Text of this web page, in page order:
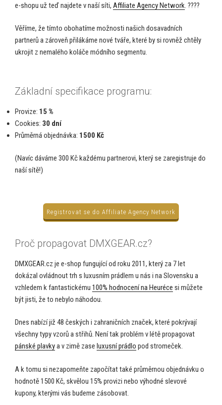
e-shopu už teď najdete v naší síti, Affiliate Agency Network. ????
Věříme, že tímto obohatíme možnosti našich dosavadních
partnerů a zároveň přilákáme nové tváře, které by si rovněž chtěly
ukrojit z nemalého koláče módního segmentu.
Základní specifikace programu:
Provize: 15 %
Cookies: 30 dní
Průměrná objednávka: 1500 Kč
(Navíc dáváme 300 Kč každému partnerovi, který se zaregistruje do
naší sítě!)
Registrovat se do Affiliate Agency Network
Proč propagovat DMXGEAR.cz?
DMXGEAR.cz je e-shop fungující od roku 2011, který za 7 let
dokázal ovládnout trh s luxusním prádlem u nás i na Slovensku a
vzhledem k fantastickému 100% hodnocení na Heuréce si můžete
být jisti, že to nebylo náhodou.
Dnes nabízí již 48 českých i zahraničních značek, které pokrývají
všechny typy vzorů a střihů. Není tak problém v létě propagovat
pánské plavkya v zimě zase luxusní prádlo pod stromeček.
A k tomu si nezapomeňte započítat také průměrnou objednávku o
hodnotě 1500 Kč, skvělou 15% provizi nebo výhodné slevové
kupony, kterými vás budeme zásobovat.